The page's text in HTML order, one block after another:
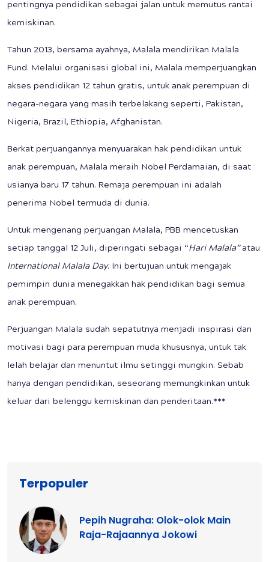
pentingnya pendidikan sebagai jalan untuk memutus rantai
kemiskinan.
Tahun 2013, bersama ayahnya, Malala mendirikan Malala
Fund. Melalui organisasi global ini, Malala memperjuangkan
akses pendidikan 12 tahun gratis, untuk anak perempuan di
negara-negara yang masih terbelakang seperti, Pakistan,
Nigeria, Brazil, Ethiopia, Afghanistan.
Berkat perjuangannya menyuarakan hak pendidikan untuk
anak perempuan, Malala meraih Nobel Perdamaian, di saat
usianya baru 17 tahun. Remaja perempuan ini adalah
penerima Nobel termuda di dunia.
Untuk mengenang perjuangan Malala, PBB mencetuskan
setiap tanggal 12 Juli, diperingati sebagai “Hari Malala”atau
International Malala Day. Ini bertujuan untuk mengajak
pemimpin dunia menegakkan hak pendidikan bagi semua
anak perempuan.
Perjuangan Malala sudah sepatutnya menjadi inspirasi dan
motivasi bagi para perempuan muda khususnya, untuk tak
lelah belajar dan menuntut ilmu setinggi mungkin. Sebab
hanya dengan pendidikan, seseorang memungkinkan untuk
keluar dari belenggu kemiskinan dan penderitaan.***
Terpopuler
Pepih Nugraha: Olok-olok Main
Raja-Rajaannya Jokowi